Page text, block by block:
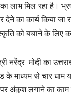
लाभ मिल रहा है।
देने का कार्य किया
को बचाने के लिए
नरेंद्र मोदी का
के माध्यम से चार धाम
अंकुश लगाने का काम